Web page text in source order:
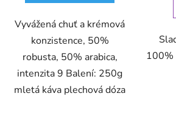
Vyvážená chuť a krémová
konzistence, 50%
robusta, 50% arabica,
intenzita 9 Balení: 250g
mletá káva plechová dóza
100%